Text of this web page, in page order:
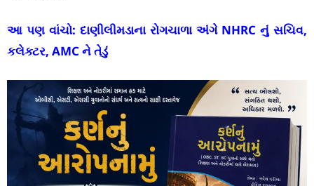
આ પણ વાંચો: દાણીલીમડાના રોગચાળા અંગે NHRC નું સચિવ,
કલેક્ટર, AMC ને તેડું